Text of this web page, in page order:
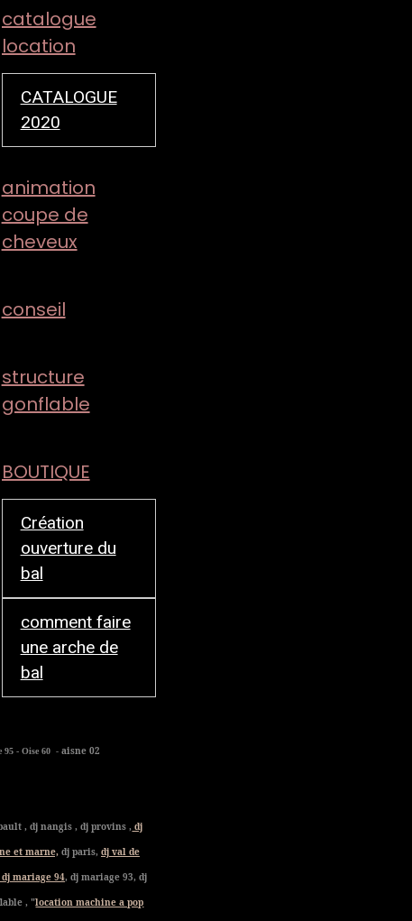
catalogue
location
CATALOGUE
2020
animation
coupe de
cheveux
conseil
structure
gonflable
BOUTIQUE
Création
ouverture du
bal
comment faire
une arche de
bal
95 - Oise 60 - aisne 02
, dj nangis , dj provins , dj
et marne, dj paris, dj val de
dj mariage 94, dj mariage 93, dj
, "location machine a pop